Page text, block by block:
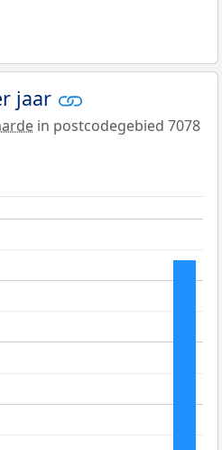
jaar
in postcodegebied 7078